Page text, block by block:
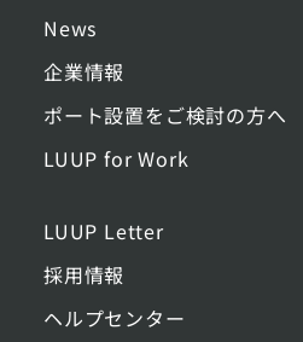
News
企業情報
ポート設置をご検討の方へ
LUUP for Work
LUUP Letter
採用情報
ヘルプセンター